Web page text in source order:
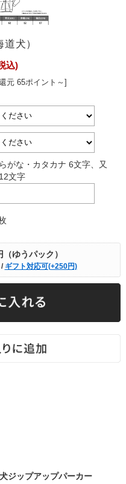
犬）
込)
元 65ポイント～]
がな・カタカナ 6文字、又
文字
ゆうパック）
/ ギフト対応可(+250円)
ジップアップパーカー